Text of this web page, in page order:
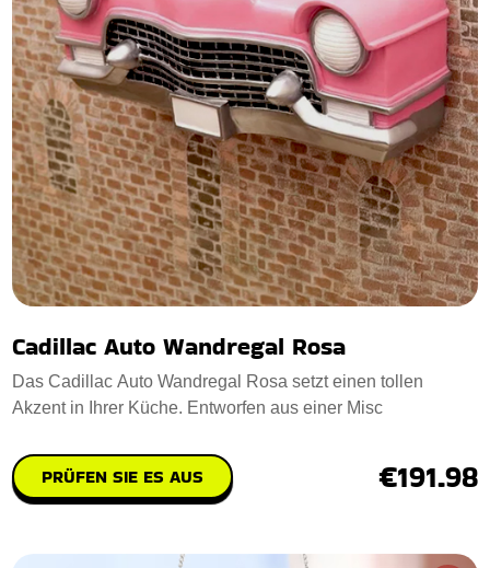
Cadillac Auto Wandregal Rosa
Das Cadillac Auto Wandregal Rosa setzt einen tollen
Akzent in Ihrer Küche. Entworfen aus einer Misc
PRÜFEN SIE ES AUS €191.98